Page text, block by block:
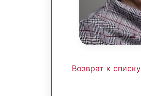
Возврат к списку